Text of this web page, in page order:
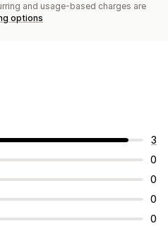
and usage-based charges are
options
3
0
0
0
0